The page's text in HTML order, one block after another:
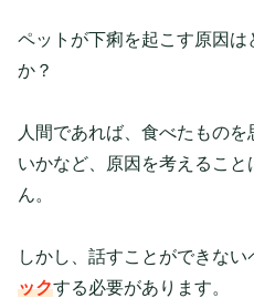
ペットが下痢を起こす原因は
か？
人間であれば、食べたもの
いかなど、原因を考えるこ
ん。
しかし、話すことができない
ックする必要があります。